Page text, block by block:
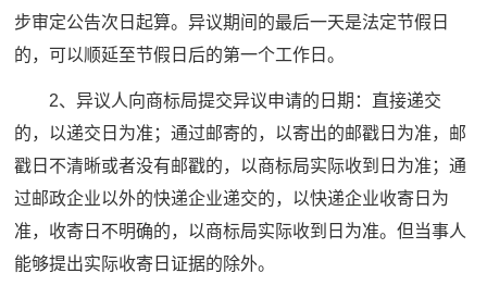
步审定公告次日起算。异议期间的最后一天是法定节假日
的，可以顺延至节假日后的第一个工作日。
2、异议人向商标局提交异议申请的日期：直接递交
的，以递交日为准；通过邮寄的，以寄出的邮戳日为准，邮
戳日不清晰或者没有邮戳的，以商标局实际收到日为准；通
过邮政企业以外的快递企业递交的，以快递企业收寄日为
准，收寄日不明确的，以商标局实际收到日为准。但当事人
能够提出实际收寄日证据的除外。